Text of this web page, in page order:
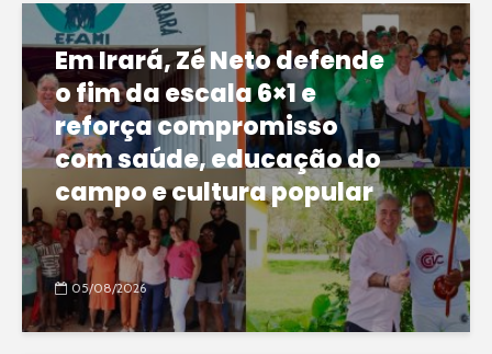
Em Irará, Zé Neto defende
o fim da escala 6×1 e
reforça compromisso
com saúde, educação do
campo e cultura popular
05/08/2026